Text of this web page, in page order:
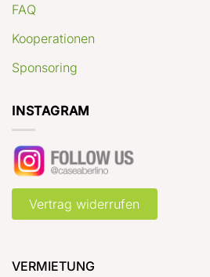
FAQ
Kooperationen
Sponsoring
INSTAGRAM
Vertrag widerrufen
VERMIETUNG